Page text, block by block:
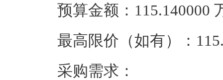
预算金额：115.140000
最高限价（如有）：
采购需求：